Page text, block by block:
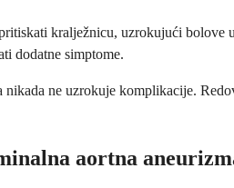
kralježnicu, uzrokujući bolove
dodatne simptome.
ne uzrokuje komplikacije.
aortna